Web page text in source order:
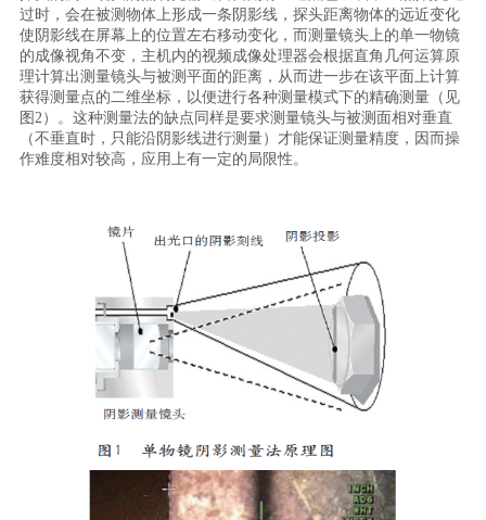
过时，会在被测物体上形成一条阴影线，探头距离物体的远近变化
使阴影线在屏幕上的位置左右移动变化，而测量镜头上的单一物镜
的成像视角不变，主机内的视频成像处理器会根据直角几何运算原
理计算出测量镜头与被测平面的距离，从而进一步在该平面上计算
获得测量点的二维坐标，以便进行各种测量模式下的精确测量（见
图2）。这种测量法的缺点同样是要求测量镜头与被测面相对垂直
（不垂直时，只能沿阴影线进行测量）才能保证测量精度，因而操
作难度相对较高，应用上有一定的局限性。